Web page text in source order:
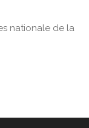
nationale de la